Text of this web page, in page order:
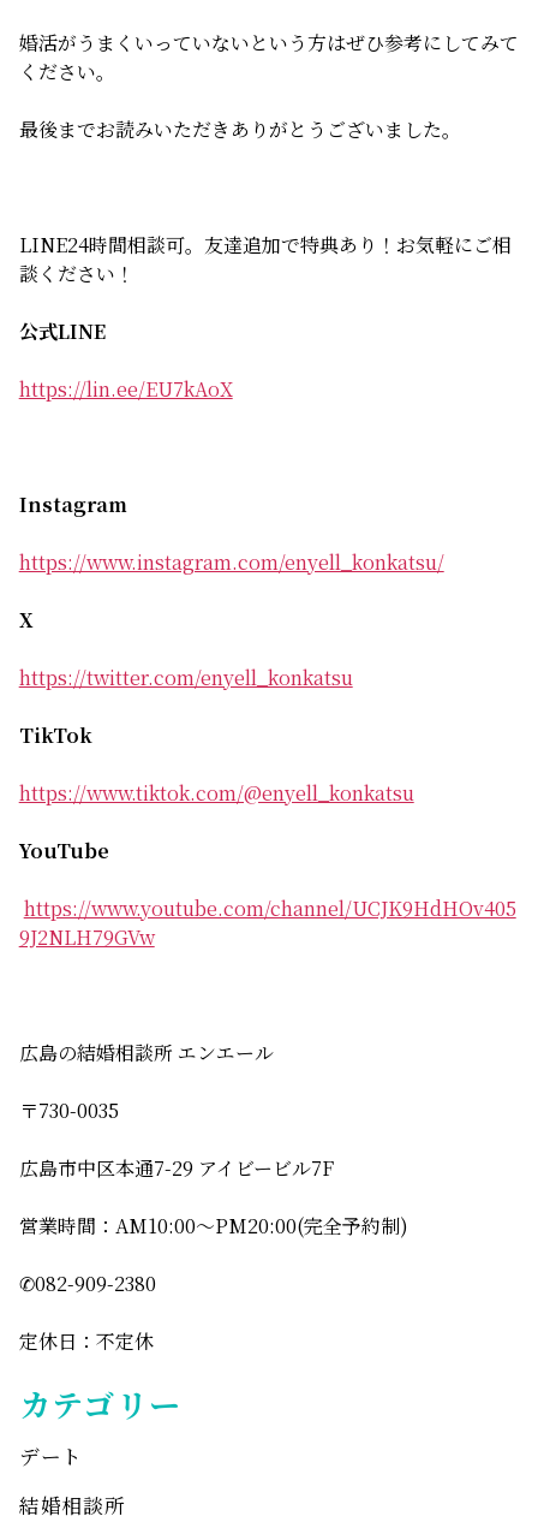
婚活がうまくいっていないという方はぜひ参考にしてみて
ください。
最後までお読みいただきありがとうございました。
LINE24時間相談可。友達追加で特典あり！お気軽にご相
談ください！
公式LINE
https://lin.ee/EU7kAoX
Instagram
https://www.instagram.com/enyell_konkatsu/
X
https://twitter.com/enyell_konkatsu
TikTok
https://www.tiktok.com/@enyell_konkatsu
YouTube
https://www.youtube.com/channel/UCJK9HdHOv405
9J2NLH79GVw
広島の結婚相談所 エンエール
〒730-0035
広島市中区本通7-29 アイビービル7F
営業時間：AM10:00〜PM20:00(完全予約制)
✆082-909-2380
定休日：不定休
カテゴリー
デート
結婚相談所